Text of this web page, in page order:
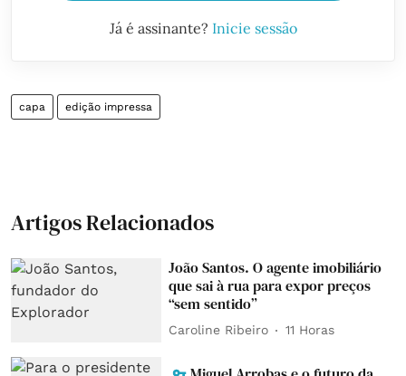
Já é assinante? Inicie sessão
capa edição impressa
Artigos Relacionados
João Santos. O agente imobiliário
que sai à rua para expor preços
“sem sentido”
Caroline Ribeiro 11 Horas